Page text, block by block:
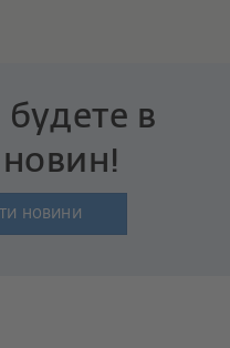
в
новин!
новини